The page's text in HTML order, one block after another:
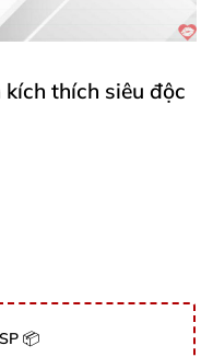
thích siêu độc
📦